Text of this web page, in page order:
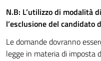
N.B: L’utilizzo di modalità
l’esclusione del candidato
Le domande dovranno
legge in materia di imposta